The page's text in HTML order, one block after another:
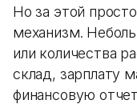
Но за этой
механизм.
или количества
склад, зарплату
финансовую